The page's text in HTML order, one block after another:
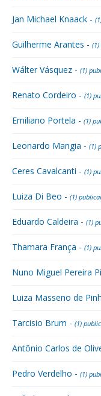
Jan Michael Knaack -
Guilherme Arantes -
Wálter Vásquez - (1)
Renato Cordeiro - (1)
Emiliano Portela - (1)
Leonardo Mangia - (1)
Ceres Cavalcanti - (1)
Luiza Di Beo - (1)
Eduardo Caldeira - (1)
Thamara França - (1)
Nuno Miguel Pereira
Luiza Masseno de
Tarcisio Brum - (1)
Antônio Carlos de
Pedro Verdelho - (1)